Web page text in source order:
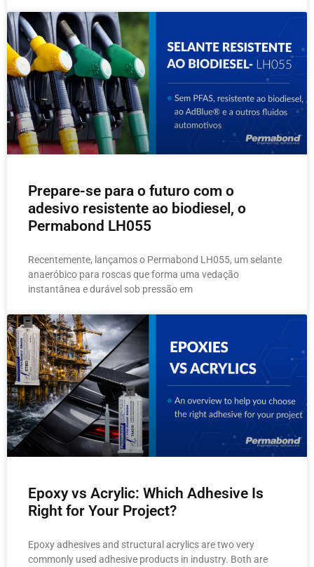
Prepare-se para o futuro com o
adesivo resistente ao biodiesel, o
Permabond LH055
Recentemente, lançamos o Permabond LH055, um selante
anaeróbico para roscas que forma uma vedação
instantânea e durável sob pressão em
Epoxy vs Acrylic: Which Adhesive Is
Right for Your Project?
Epoxy adhesives and structural acrylics are two very
commonly used adhesive products in industry. Both are